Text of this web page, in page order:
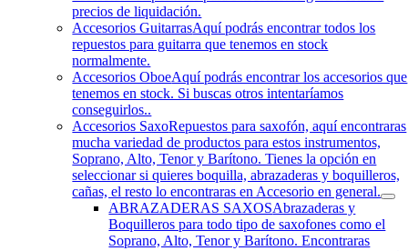
precios de liquidación.
Accesorios GuitarrasAquí podrás encontrar todos los
repuestos para guitarra que tenemos en stock
normalmente.
Accesorios OboeAquí podrás encontrar los accesorios que
tenemos en stock. Si buscas otros intentaríamos
conseguirlos..
Accesorios SaxoRepuestos para saxofón, aquí encontraras
mucha variedad de productos para estos instrumentos,
Soprano, Alto, Tenor y Barítono. Tienes la opción en
seleccionar si quieres boquilla, abrazaderas y boquilleros,
cañas, el resto lo encontraras en Accesorio en general.
ABRAZADERAS SAXOSAbrazaderas y
Boquilleros para todo tipo de saxofones como el
Soprano, Alto, Tenor y Barítono. Encontraras